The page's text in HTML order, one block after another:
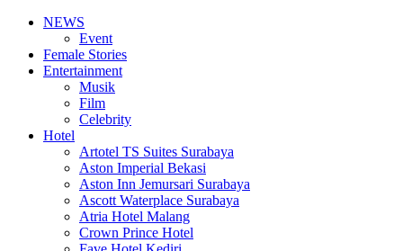
NEWS
Event
Female Stories
Entertainment
Musik
Film
Celebrity
Hotel
Artotel TS Suites Surabaya
Aston Imperial Bekasi
Aston Inn Jemursari Surabaya
Ascott Waterplace Surabaya
Atria Hotel Malang
Crown Prince Hotel